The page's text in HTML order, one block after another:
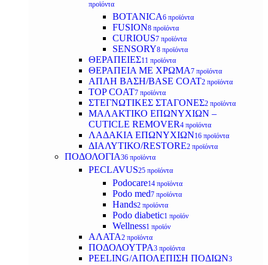
προϊόντα
BOTANICA6 προϊόντα
FUSION8 προϊόντα
CURIOUS7 προϊόντα
SENSORY8 προϊόντα
ΘΕΡΑΠΕΙΕΣ11 προϊόντα
ΘΕΡΑΠΕΙΑ ΜΕ ΧΡΩΜΑ7 προϊόντα
ΑΠΛΗ ΒΑΣΗ/BASE COAT2 προϊόντα
TOP COAT7 προϊόντα
ΣΤΕΓΝΩΤΙΚΕΣ ΣΤΑΓΟΝΕΣ2 προϊόντα
ΜΑΛΑΚΤΙΚΟ ΕΠΩΝΥΧΙΩΝ –
CUTICLE REMOVER4 προϊόντα
ΛΑΔΑΚΙΑ ΕΠΩΝΥΧΙΩΝ16 προϊόντα
ΔΙΑΛΥΤΙΚΟ/RESTORE2 προϊόντα
ΠΟΔΟΛΟΓΙΑ36 προϊόντα
PECLAVUS25 προϊόντα
Podocare14 προϊόντα
Podo med7 προϊόντα
Hands2 προϊόντα
Podo diabetic1 προϊόν
Wellness1 προϊόν
ΑΛΑΤΑ2 προϊόντα
ΠΟΔΟΛΟΥΤΡΑ3 προϊόντα
PEELING/ΑΠΟΛΕΠΙΣΗ ΠΟΔΙΩΝ3